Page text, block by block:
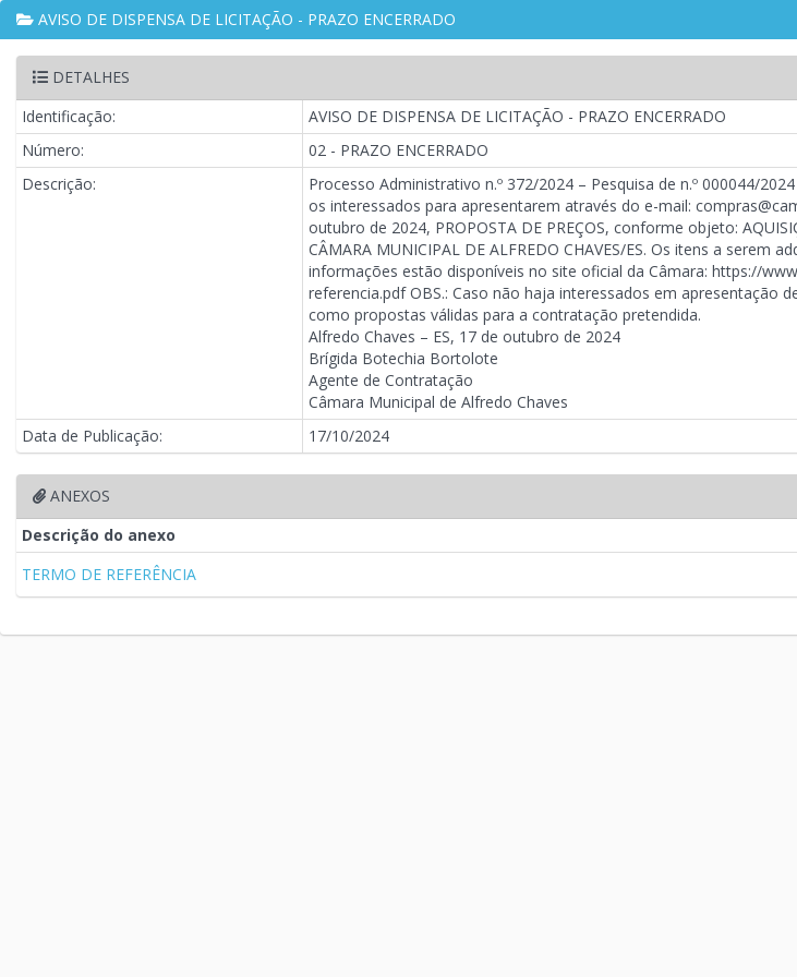
AVISO DE DISPENSA DE LICITAÇÃO - PRAZO ENCERRADO
DETALHES
Identificação:
AVISO DE DISPENSA DE LICITAÇÃO - PRAZO ENCERRADO
Número:
02 - PRAZO ENCERRADO
Descrição:
Processo Administrativo n.º 372/2024 – Pesquisa de n.º 000044/
os interessados para apresentarem através do e-mail:
outubro de 2024, PROPOSTA DE PREÇOS, conforme objeto:
CÂMARA MUNICIPAL DE ALFREDO CHAVES/ES. Os itens a
informações estão disponíveis no site oficial da Câmara: https://
referencia.pdf OBS.: Caso não haja interessados em apresentação
como propostas válidas para a contratação pretendida.
Alfredo Chaves – ES, 17 de outubro de 2024
Brígida Botechia Bortolote
Agente de Contratação
Câmara Municipal de Alfredo Chaves
Data de Publicação:
17/10/2024
ANEXOS
Descrição do anexo
TERMO DE REFERÊNCIA